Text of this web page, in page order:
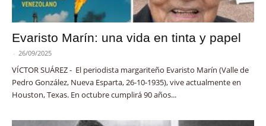
Evaristo Marín: una vida en tinta y papel
- 26/09/2025
VÍCTOR SUÁREZ - El periodista margariteño Evaristo Marín (Valle de
Pedro González, Nueva Esparta, 26-10-1935), vive actualmente en
Houston, Texas. En octubre cumplirá 90 años...